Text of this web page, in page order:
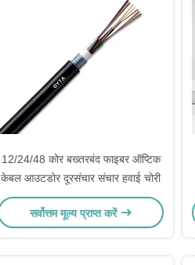
12/24/48 कोर बख्तरबंद फाइबर ऑप्टिक
केबल आउटडोर दूरसंचार संचार हवाई चोरी
सर्वोत्तम मूल्य प्राप्त करें